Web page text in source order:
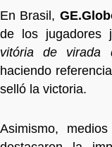
En Brasil,
de los jugadores
vitória de virada
haciendo
selló la victoria.
Asimismo,